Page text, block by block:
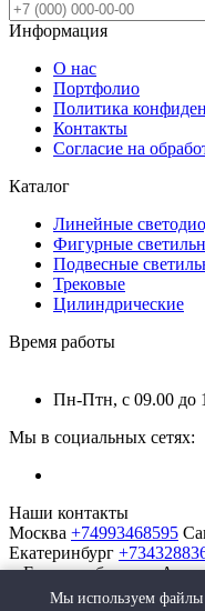
Информация
О нас
Портфолио
Политика
Контакты
Согласие на
Каталог
Линейные
Фигурные
Подвесные
Трековые
Цилиндрические
Время работы
Пн-Птн, с 09.00 до
Мы в социальных сетях:
Наши контакты
Москва +74993468595
Екатеринбург
г. Екатеринбург, ул.
Мы используем файлы